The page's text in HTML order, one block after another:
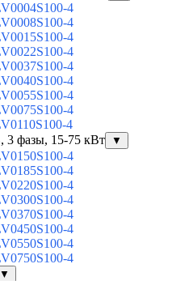
4
4
4
4
4
4
4
4
4
3 фазы, 15-75 кВт
▼
4
4
4
4
4
4
4
4
▼